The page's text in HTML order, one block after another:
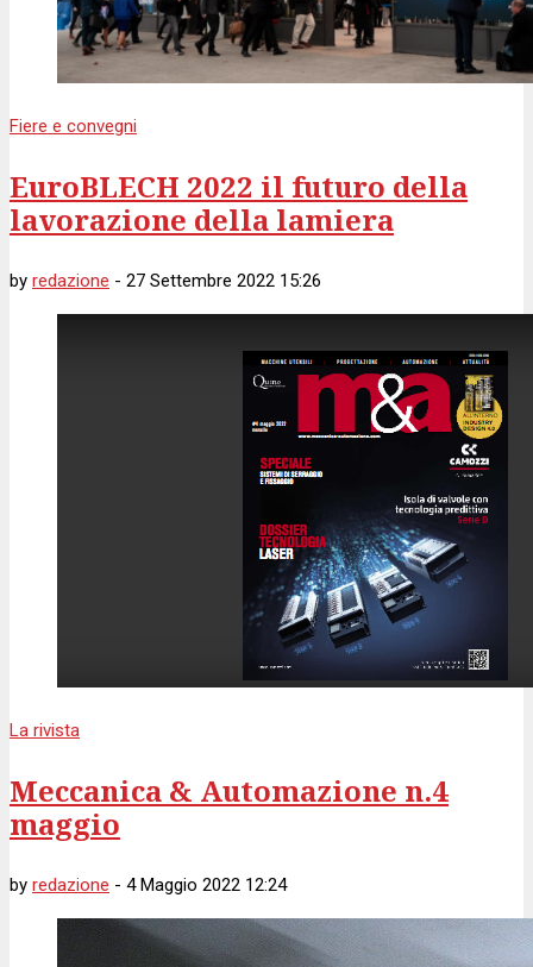
Fiere e convegni
EuroBLECH 2022 il futuro della
lavorazione della lamiera
by redazione - 27 Settembre 2022 15:26
La rivista
Meccanica & Automazione n.4
maggio
by redazione - 4 Maggio 2022 12:24